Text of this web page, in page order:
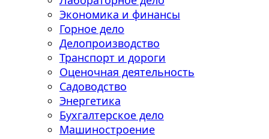
Экономика и финансы
Горное дело
Делопроизводство
Транспорт и дороги
Оценочная деятельность
Садоводство
Энергетика
Бухгалтерское дело
Машиностроение